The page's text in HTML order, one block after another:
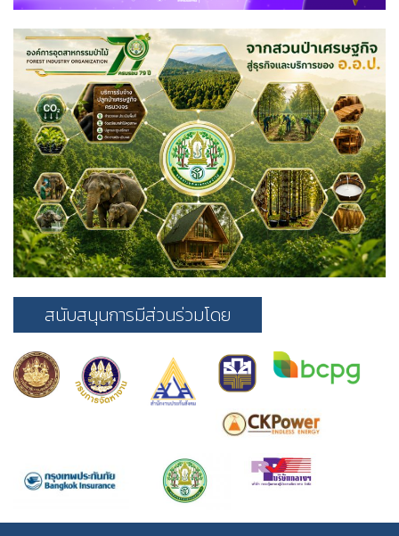
สนับสนุนการมีส่วนร่วมโดย